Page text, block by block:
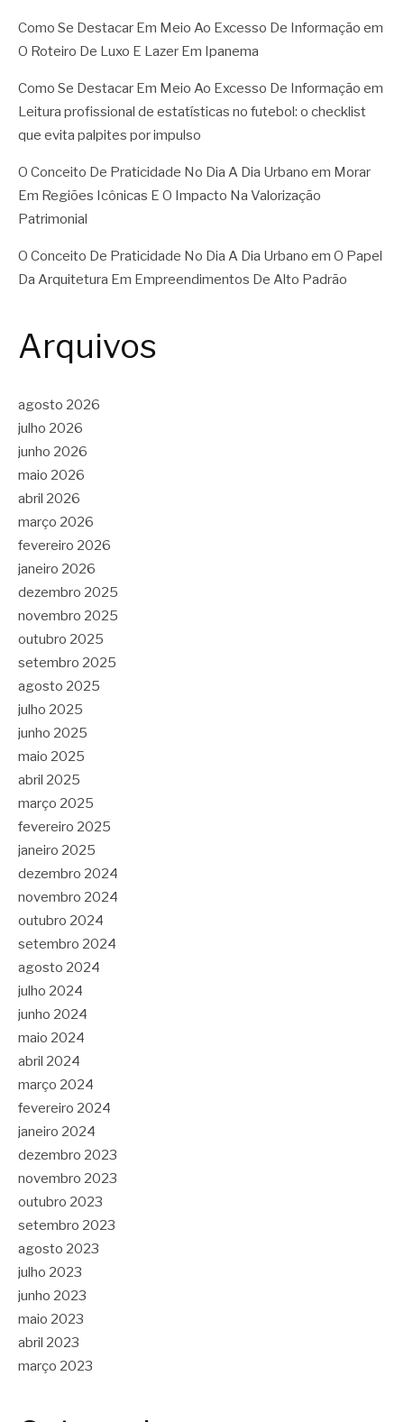
Como Se Destacar Em Meio Ao Excesso De Informação em
O Roteiro De Luxo E Lazer Em Ipanema
Como Se Destacar Em Meio Ao Excesso De Informação em
Leitura profissional de estatísticas no futebol: o checklist
que evita palpites por impulso
O Conceito De Praticidade No Dia A Dia Urbano em Morar
Em Regiões Icônicas E O Impacto Na Valorização
Patrimonial
O Conceito De Praticidade No Dia A Dia Urbano em O Papel
Da Arquitetura Em Empreendimentos De Alto Padrão
Arquivos
agosto 2026
julho 2026
junho 2026
maio 2026
abril 2026
março 2026
fevereiro 2026
janeiro 2026
dezembro 2025
novembro 2025
outubro 2025
setembro 2025
agosto 2025
julho 2025
junho 2025
maio 2025
abril 2025
março 2025
fevereiro 2025
janeiro 2025
dezembro 2024
novembro 2024
outubro 2024
setembro 2024
agosto 2024
julho 2024
junho 2024
maio 2024
abril 2024
março 2024
fevereiro 2024
janeiro 2024
dezembro 2023
novembro 2023
outubro 2023
setembro 2023
agosto 2023
julho 2023
junho 2023
maio 2023
abril 2023
março 2023